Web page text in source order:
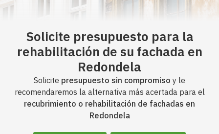
Solicite presupuesto para la
rehabilitación de su fachada en
Redondela
Solicite presupuesto sin compromiso y le
recomendaremos la alternativa más acertada para el
recubrimiento o rehabilitación de fachadas en
Redondela